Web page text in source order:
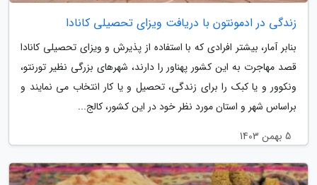
زندگی در ادمونتون با دریافت ویزای تحصیلی کانادا
بنابر آمار، بیشتر افرادی که با استفاده از پذیرش و ویزای تحصیلی کانادا
قصد مهاجرت به این کشور پهناور را دارند، شهرهای بزرگی نظیر تورنتو،
ونکوور و یا کبک را برای زندگی، تحصیل و یا کار انتخاب می نمایند و
براساس شهر و استان مورد نظر خود در این کشور، کالج...
5 بهمن 1403